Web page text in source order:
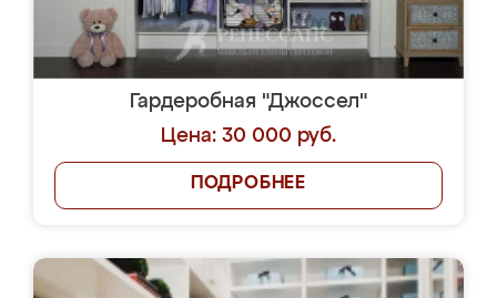
Гардеробная "Джоссел"
Цена: 30 000 руб.
ПОДРОБНЕЕ